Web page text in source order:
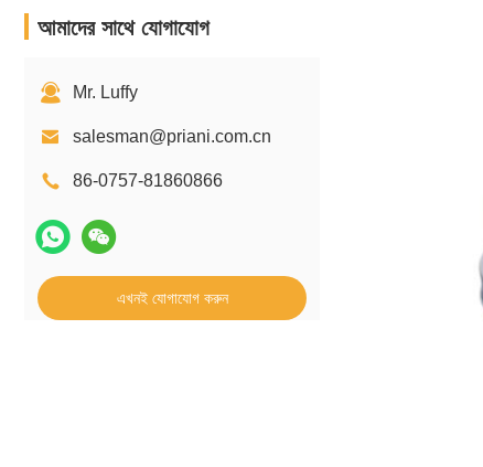
আমাদের সাথে যোগাযোগ
Mr. Luffy
salesman@priani.com.cn
86-0757-81860866
এখনই যোগাযোগ করুন